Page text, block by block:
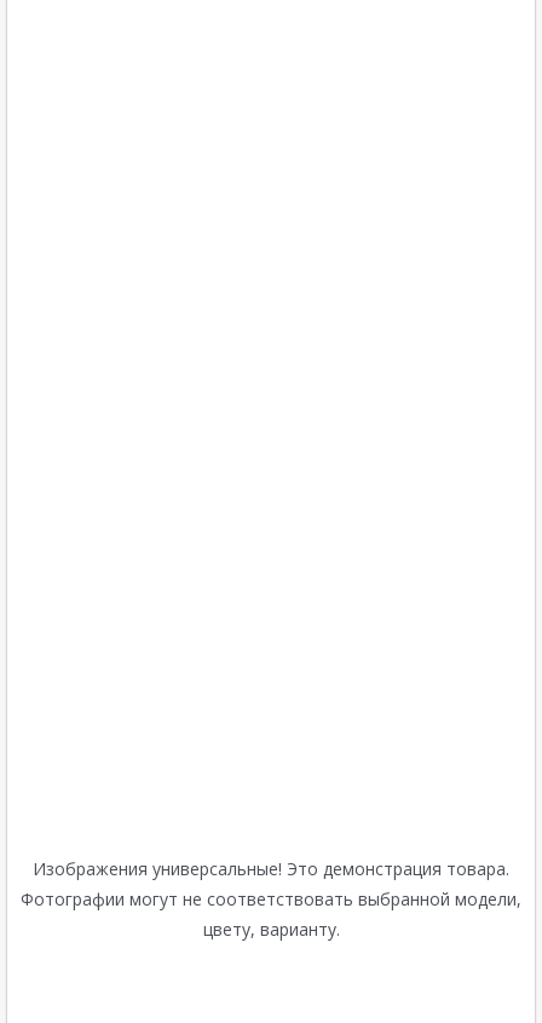
Изображения универсальные! Это демонстрация товара.
Фотографии могут не соответствовать выбранной модели,
цвету, варианту.